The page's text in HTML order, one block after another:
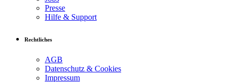
Presse
Hilfe & Support
Rechtliches
AGB
Datenschutz & Cookies
Impressum